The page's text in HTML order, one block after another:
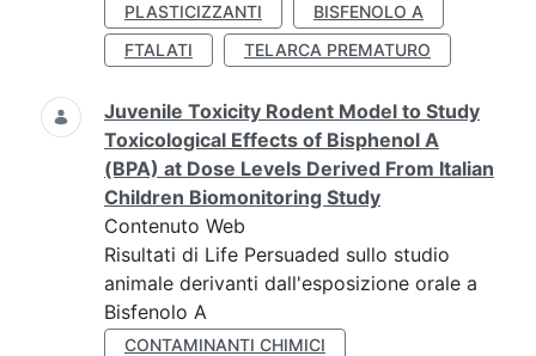
PLASTICIZZANTI
BISFENOLO A
FTALATI
TELARCA PREMATURO
Juvenile Toxicity Rodent Model to Study
Toxicological Effects of Bisphenol A
(BPA) at Dose Levels Derived From Italian
Children Biomonitoring Study
Contenuto Web
Risultati di Life Persuaded sullo studio
animale derivanti dall'esposizione orale a
Bisfenolo A
CONTAMINANTI CHIMICI